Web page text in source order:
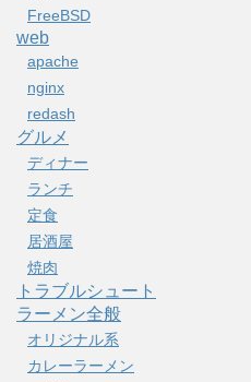
FreeBSD
web
apache
nginx
redash
グルメ
ディナー
ランチ
定食
居酒屋
焼肉
トラブルシュート
ラーメン全般
オリジナル系
カレーラーメン